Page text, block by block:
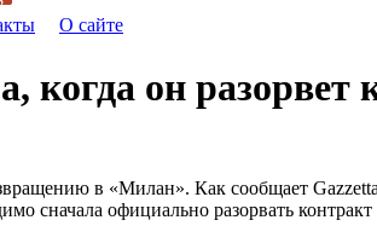
О сайте
когда он разорвет
в «Милан». Как сообщает
сначала официально разорвать